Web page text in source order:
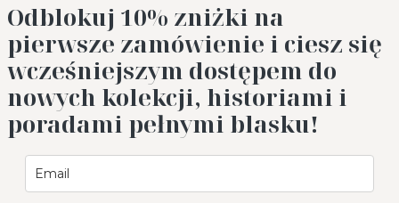
Odblokuj 10% zniżki na
pierwsze zamówienie i ciesz się
wcześniejszym dostępem do
nowych kolekcji, historiami i
poradami pełnymi blasku!